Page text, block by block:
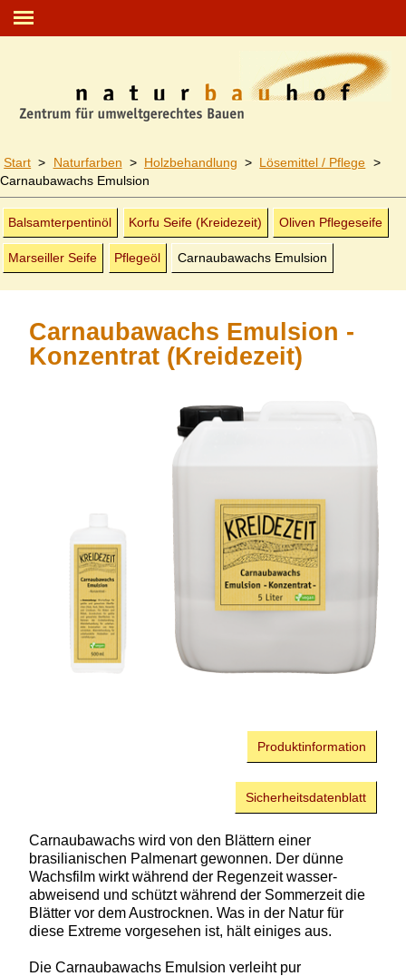
Start > Naturfarben > Holz­behandlung > Lösemittel / Pflege >
Carnaubawachs Emulsion
Balsamterpentinöl Korfu Seife (Kreide­zeit) Oliven Pflegeseife
Marseiller Seife Pflegeöl Carnaubawachs Emulsion
Carnaubawachs Emulsion -
Konzentrat (Kreidezeit)
Produktinformation
Sicherheitsdatenblatt
Carnaubawachs wird von den Blättern einer
brasilianischen Palmenart gewonnen. Der dünne
Wachsfilm wirkt während der Regenzeit wasser­
abweisend und schützt während der Sommerzeit die
Blätter vor dem Austrocknen. Was in der Natur für
diese Extreme vorgesehen ist, hält einiges aus.
Die Carnaubawachs Emulsion verleiht pur